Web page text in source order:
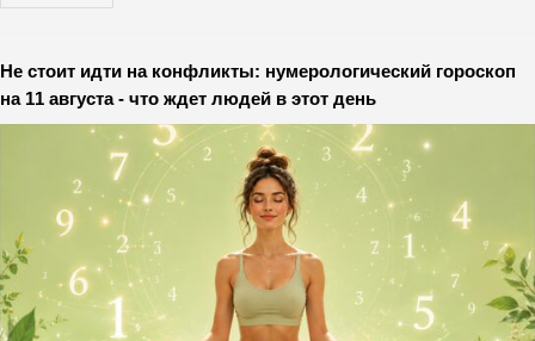
Не стоит идти на конфликты: нумерологический гороскоп
на 11 августа - что ждет людей в этот день